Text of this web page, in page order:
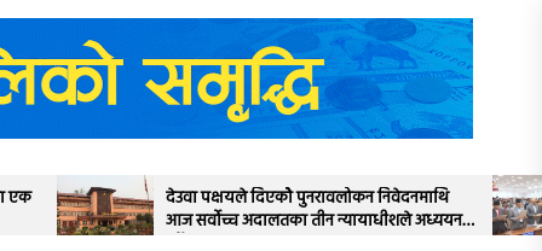
दिएकोे पुनरावलोकन निवेदनमाथि
अदालतका तीन न्यायाधीशले अध्ययन
प्रतिनिधिसभाको बैठक
स्थगित